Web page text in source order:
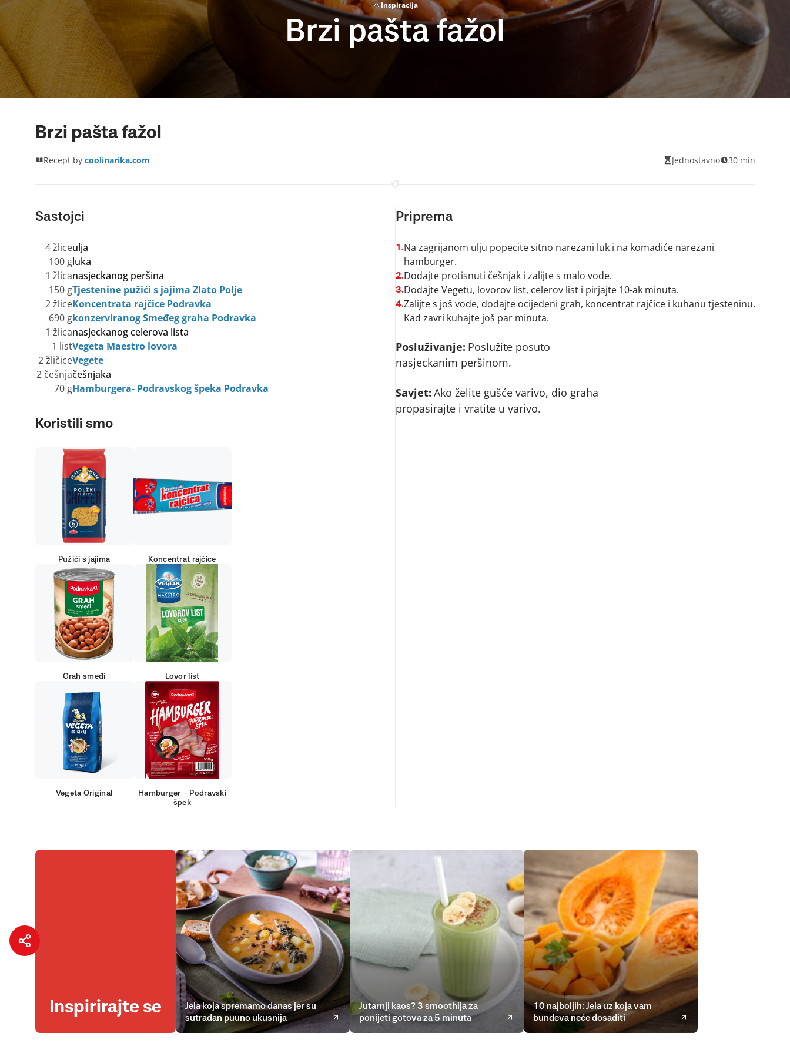
Inspiracija
Brzi pašta fažol
Brzi pašta fažol
Recept by coolinarika.com Jednostavno 30 min
Sastojci
4 žliceulja
100 gluka
1 žlicanasjeckanog peršina
150 gTjestenine pužići s jajima Zlato Polje
2 žliceKoncentrata rajčice Podravka
690 gkonzerviranog Smeđeg graha Podravka
1 žlicanasjeckanog celerova lista
1 listVegeta Maestro lovora
2 žličiceVegete
2 češnjačešnjaka
70 gHamburgera- Podravskog špeka Podravka
Koristili smo
Pužići s jajima Koncentrat rajčice
Grah smeđi Lovor list
Vegeta Original
Hamburger – Podravski
špek
Priprema
1.Na zagrijanom ulju popecite sitno narezani luk i na komadiće narezani
hamburger.
2.Dodajte protisnuti češnjak i zalijte s malo vode.
3.Dodajte Vegetu, lovorov list, celerov list i pirjajte 10-ak minuta.
4.Zalijte s još vode, dodajte ocijeđeni grah, koncentrat rajčice i kuhanu tjesteninu.
Kad zavri kuhajte još par minuta.
Posluživanje: Poslužite posuto
nasjeckanim peršinom.
Savjet: Ako želite gušće varivo, dio graha
propasirajte i vratite u varivo.
Inspirirajte se
Jela koja spremamo danas jer su
sutradan puuno ukusnija
Jutarnji kaos? 3 smoothija za
ponijeti gotova za 5 minuta
10 najboljih: Jela uz koja vam
bundeva neće dosaditi